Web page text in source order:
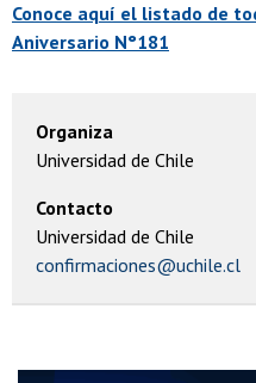
Conoce aquí el listado de
Aniversario N°181
Organiza
Universidad de Chile
Contacto
Universidad de Chile
confirmaciones@uchile.cl